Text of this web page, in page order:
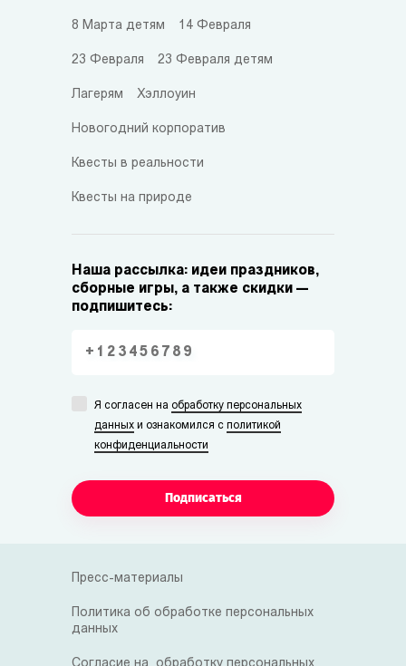
8 Марта детям 14 Февраля
23 Февраля 23 Февраля детям
Лагерям Хэллоуин
Новогодний корпоратив
Квесты в реальности
Квесты на природе
Наша рассылка: идеи праздников,
сборные игры, а также скидки —
подпишитесь:
Я согласен на обработку персональных
данных и ознакомился с политикой
конфиденциальности
Подписаться
Пресс-материалы
Политика об обработке персональных
данных